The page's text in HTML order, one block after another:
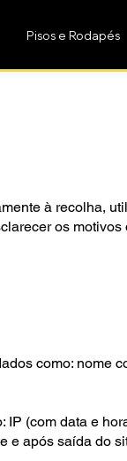
Pisos e Rodapés
à recolha,
os
como: nome
(com data e
e após saída do